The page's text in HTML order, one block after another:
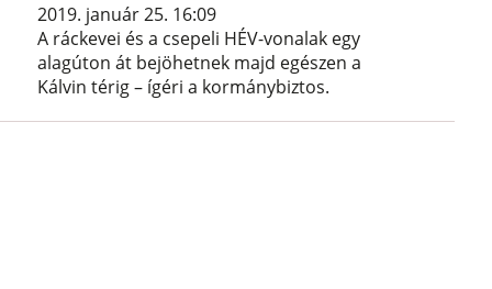
2019. január 25. 16:09
A ráckevei és a csepeli HÉV-vonalak egy
alagúton át bejöhetnek majd egészen a
Kálvin térig – ígéri a kormánybiztos.